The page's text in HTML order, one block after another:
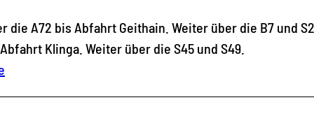
die A72 bis Abfahrt Geithain. Weiter über die B7 und
Klinga. Weiter über die S45 und S49.